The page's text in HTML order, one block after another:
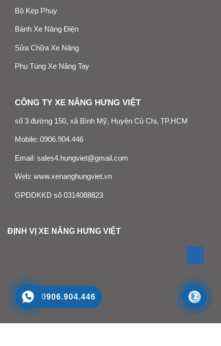
0906.904.446
Bộ Kẹp Phuy
Bánh Xe Nâng Điện
Sửa Chữa Xe Nâng
Phụ Tùng Xe Nâng Tay
CÔNG TY XE NÂNG HƯNG VIỆT
số 3 đường 150, xã Bình Mỹ, Huyện Củ Chi, TP.HCM
Mobile: 0906.904.446
Email: sales4.hungviet@gmail.com
Web: www.xenanghungviet.vn
GPDDKKD số 0314088823
ĐỊNH VỊ XE NÂNG HƯNG VIỆT